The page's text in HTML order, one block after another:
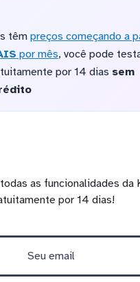
têm preços começando a
por mês, você pode
por 14 dias sem
as funcionalidades da
por 14 dias!